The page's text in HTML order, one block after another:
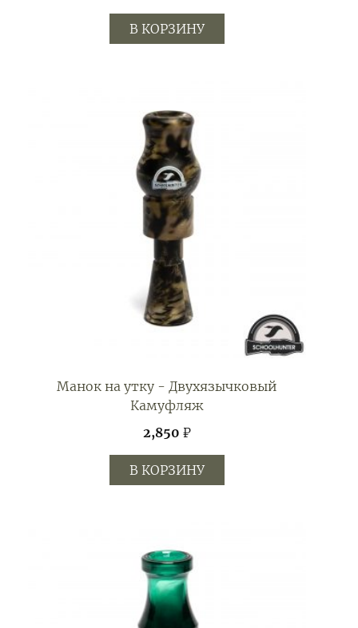
В КОРЗИНУ
Манок на утку - Двухязычковый
Камуфляж
2,850 ₽
В КОРЗИНУ